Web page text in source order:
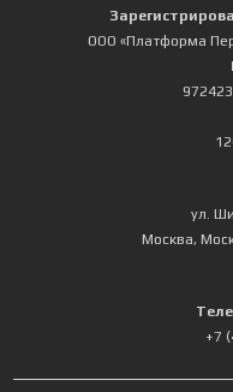
ООО «Платформа
ул.
Москва,
+7